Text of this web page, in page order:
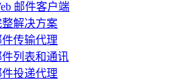
邮件客户端
解决方案
传输代理
列表和通讯
投递代理